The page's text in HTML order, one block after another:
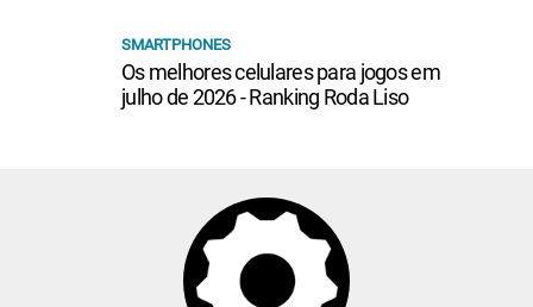
SMARTPHONES
Os melhores celulares para jogos em
julho de 2026 - Ranking Roda Liso